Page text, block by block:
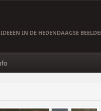
IN DE HEDENDAAGSE